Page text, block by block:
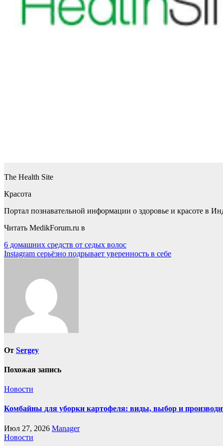
The Health Site
Красота
Портал познавательной информации о здоровье и красоте в
Читать MedikForum.ru в
Навигация
по
6 домашних средств от седых волос
Instagram серьёзно подрывает уверенность в себе
От Sergey
Похожая запись
Новости
Комбайны для уборки картофеля: виды, выбор и
Июл 27, 2026 Manager
Новости